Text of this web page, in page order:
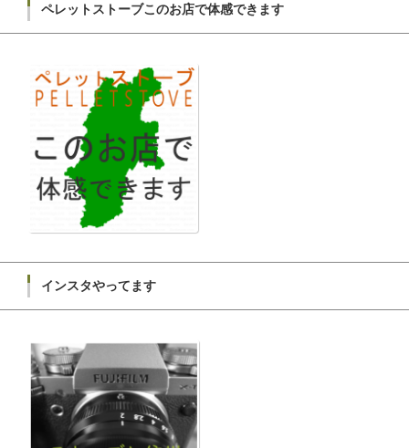
ペレットストーブこのお店で体感できます
インスタやってます